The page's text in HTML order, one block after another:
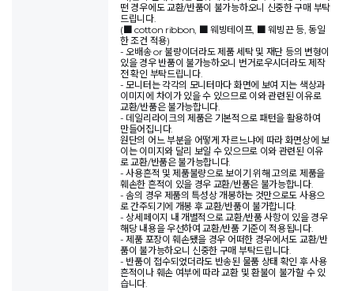
떤 경우에도 교환/반품이 불가능하오니 신중한 구매 부탁
드립니다.
(■ cotton ribbon, ■ 웨빙테이프, ■ 웨빙끈 등, 동일
한 조건 적용)
- 오배송 or 불량이더라도 제품 세탁 및 재단 등의 변형이
있을 경우 반품이 불가능하오니 번거로우시더라도 제작
전 확인 부탁드립니다.
- 모니터는 각각의 모니터마다 화면에 보여 지는 색상과
이미지에 차이가 있을 수 있으므로 이와 관련된 이유로
교환/반품은 불가능합니다.
- 데일리라이크의 제품은 기본적으로 패턴을 활용하여
만들어집니다.
원단의 어느 부분을 어떻게 자르느냐에 따라 화면상에 보
이는 이미지와 달리 보일 수 있으므로 이와 관련된 이유
로 교환/반품은 불가능합니다.
- 사용흔적 및 제품불량으로 보이기 위해 고의로 제품을
훼손한 흔적이 있을 경우 교환/반품은 불가능합니다.
- 솜의 경우 제품의 특성상 개봉하는 것만으로도 사용으
로 간주되기에 개봉 후 교환/반품이 불가합니다.
- 상세페이지 내 개별적으로 교환/반품 사항이 있을 경우
해당 내용을 우선하여 교환/반품 기준이 적용됩니다.
- 제품 포장이 훼손됐을 경우 어떠한 경우에서도 교환/반
품이 불가능하오니 신중한 구매 부탁드립니다.
- 반품이 접수되었더라도 반송된 물품 상태 확인 후 사용
흔적이나 훼손 여부에 따라 교환 및 환불이 불가할 수 있
습니다.